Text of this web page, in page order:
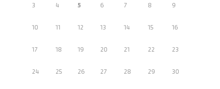
3 4 5 6 7 8 9
10 11 12 13 14 15 16
17 18 19 20 21 22 23
24 25 26 27 28 29 30